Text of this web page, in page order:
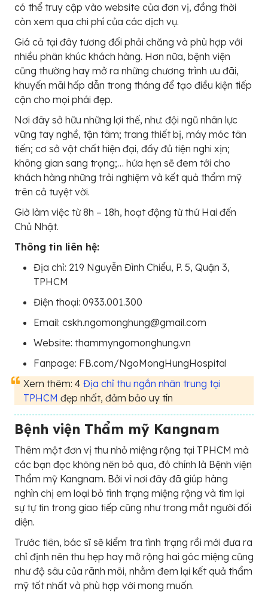
có thể truy cập vào website của đơn vị, đồng thời
còn xem qua chi phí của các dịch vụ.
Giá cả tại đây tương đối phải chăng và phù hợp với
nhiều phân khúc khách hàng. Hơn nữa, bệnh viện
cũng thường hay mở ra những chương trình ưu đãi,
khuyến mãi hấp dẫn trong tháng để tạo điều kiện tiếp
cận cho mọi phái đẹp.
Nơi đây sở hữu những lợi thế, như: đội ngũ nhân lực
vững tay nghề, tận tâm; trang thiết bị, máy móc tân
tiến; cơ sở vật chất hiện đại, đầy đủ tiện nghi xịn;
không gian sang trọng;… hứa hẹn sẽ đem tới cho
khách hàng những trải nghiệm và kết quả thẩm mỹ
trên cả tuyệt vời.
Giờ làm việc từ 8h – 18h, hoạt động từ thứ Hai đến
Chủ Nhật.
Thông tin liên hệ:
Địa chỉ: 219 Nguyễn Đình Chiểu, P. 5, Quận 3,
TPHCM
Điện thoại: 0933.001.300
Email: cskh.ngomonghung@gmail.com
Website: thammyngomonghung.vn
Fanpage: FB.com/NgoMongHungHospital
Xem thêm: 4 Địa chỉ thu ngắn nhân trung tại
TPHCM đẹp nhất, đảm bảo uy tín
Bệnh viện Thẩm mỹ Kangnam
Thêm một đơn vị thu nhỏ miệng rộng tại TPHCM mà
các bạn đọc không nên bỏ qua, đó chính là Bệnh viện
Thẩm mỹ Kangnam. Bởi vì nơi đây đã giúp hàng
nghìn chị em loại bỏ tình trạng miệng rộng và tìm lại
sự tự tin trong giao tiếp cũng như trong mắt người đối
diện.
Trước tiên, bác sĩ sẽ kiểm tra tình trạng rồi mới đưa ra
chỉ định nên thu hẹp hay mở rộng hai góc miệng cũng
như độ sâu của rãnh môi, nhằm đem lại kết quả thẩm
mỹ tốt nhất và phù hợp với mong muốn.